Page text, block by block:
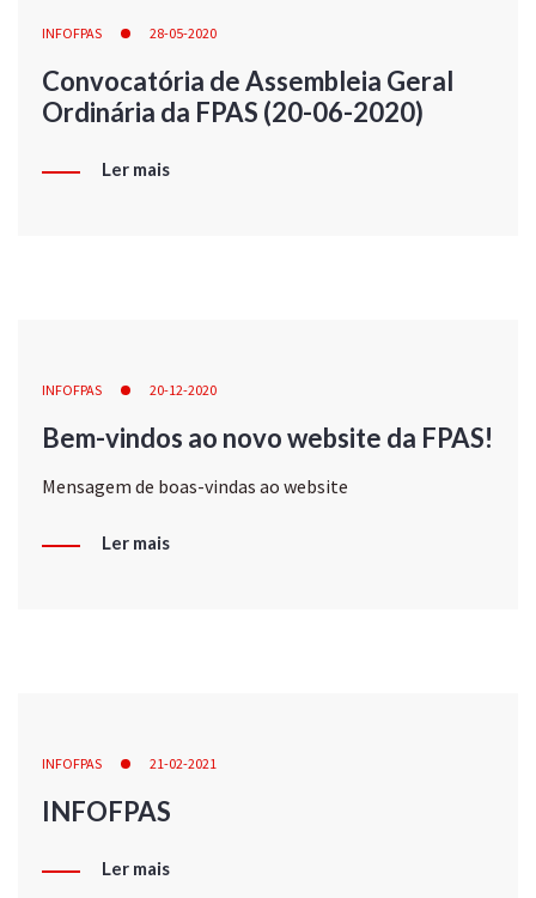
INFOFPAS 28-05-2020
Convocatória de Assembleia Geral
Ordinária da FPAS (20-06-2020)
Ler mais
INFOFPAS 20-12-2020
Bem-vindos ao novo website da FPAS!
Mensagem de boas-vindas ao website
Ler mais
INFOFPAS 21-02-2021
INFOFPAS
Ler mais